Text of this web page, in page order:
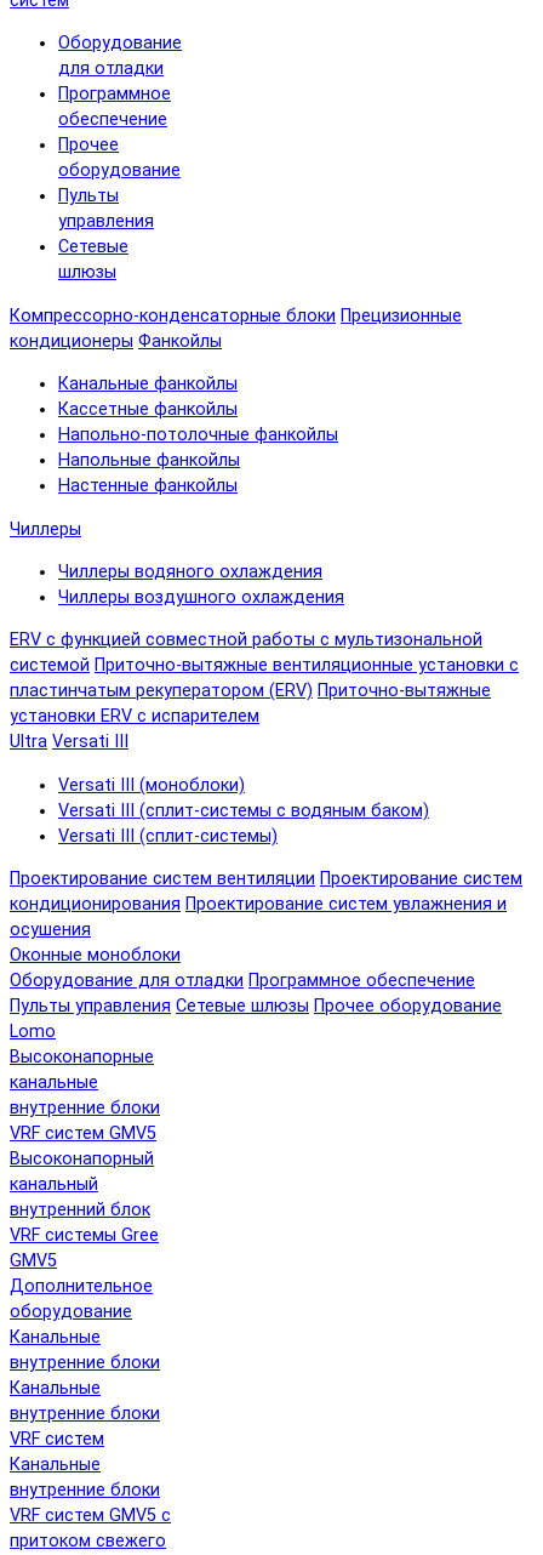
Оборудование
для отладки
Программное
обеспечение
Прочее
оборудование
Пульты
управления
Сетевые
шлюзы
Компрессорно-конденсаторные блоки Прецизионные
кондиционеры Фанкойлы
Канальные фанкойлы
Кассетные фанкойлы
Напольно-потолочные фанкойлы
Напольные фанкойлы
Настенные фанкойлы
Чиллеры
Чиллеры водяного охлаждения
Чиллеры воздушного охлаждения
ERV с функцией совместной работы с мультизональной
системой Приточно-вытяжные вентиляционные установки с
пластинчатым рекуператором (ERV) Приточно-вытяжные
установки ERV с испарителем
Ultra Versati III
Versati III (моноблоки)
Versati III (сплит-системы с водяным баком)
Versati III (сплит-системы)
Проектирование систем вентиляции Проектирование систем
кондиционирования Проектирование систем увлажнения и
осушения
Оконные моноблоки
Оборудование для отладки Программное обеспечение
Пульты управления Сетевые шлюзы Прочее оборудование
Lomo
Высоконапорные
канальные
внутренние блоки
VRF систем GMV5
Высоконапорный
канальный
внутренний блок
VRF системы Gree
GMV5
Дополнительное
оборудование
Канальные
внутренние блоки
Канальные
внутренние блоки
VRF систем
Канальные
внутренние блоки
VRF систем GMV5 с
притоком свежего